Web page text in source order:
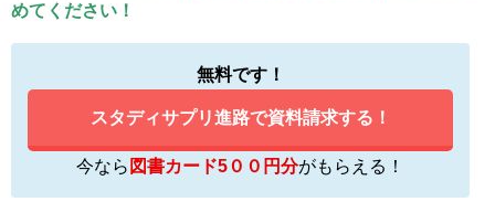
めてください！
無料です！
スタディサプリ進路で資料請求する！
今なら 図書カード5００円分がもらえる！